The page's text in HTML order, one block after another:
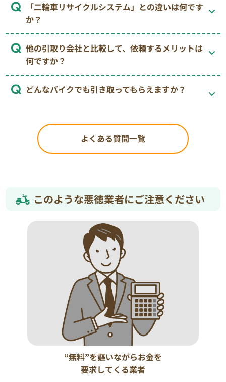
「二輪車リサイクルシステム」との違いは何です
か？
他の引取り会社と比較して、依頼するメリットは
何ですか？
どんなバイクでも引き取ってもらえますか？
よくある質問一覧
このような悪徳業者にご注意ください
“無料”を謳いながらお金を
要求してくる業者